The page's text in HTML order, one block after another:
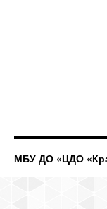
МБУ ДО «ЦДО